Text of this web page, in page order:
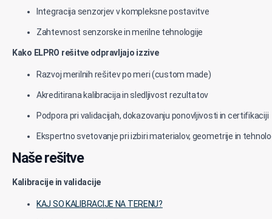
Integracija senzorjev v kompleksne postavitve
Zahtevnost senzorske in merilne tehnologije
Kako ELPRO rešitve odpravljajo izzive
Razvoj merilnih rešitev po meri (custom made)
Akreditirana kalibracija in sledljivost rezultatov
Podpora pri validacijah, dokazovanju ponovljivosti in certifikaciji
Ekspertno svetovanje pri izbiri materialov, geometrije in
Naše rešitve
Kalibracije in validacije
KAJ SO KALIBRACIJE NA TERENU?